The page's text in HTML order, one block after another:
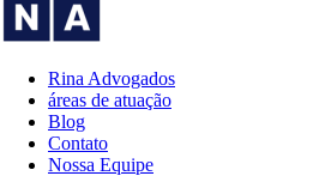
Rina Advogados
áreas de atuação
Blog
Contato
Nossa Equipe